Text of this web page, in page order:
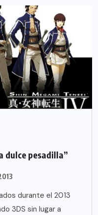
dulce pesadilla”
durante el 2013
3DS sin lugar a